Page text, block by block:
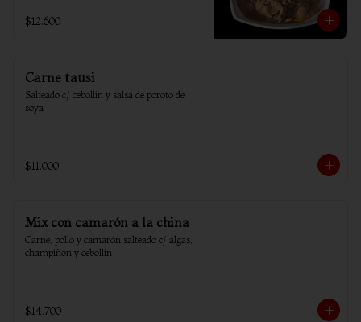
$12.600
Carne tausi
Salteado c/ cebollin y salsa de poroto de
soya
$11.000
Mix con camarón a la china
Carne, pollo y camarón salteado c/ algas,
champiñón y cebollín
$14.700